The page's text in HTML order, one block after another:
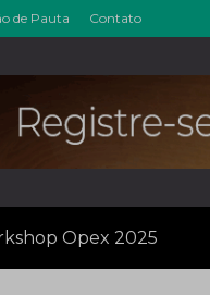
de Pauta Contato
Opex 2025